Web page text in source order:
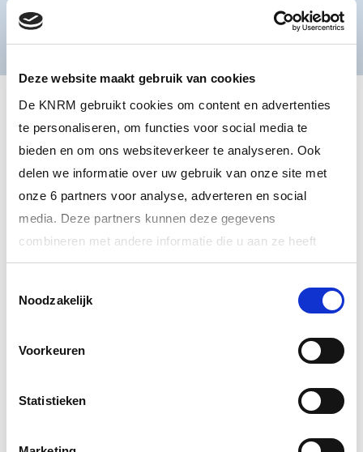
Deze website maakt gebruik van cookies
De KNRM gebruikt cookies om content en advertenties
te personaliseren, om functies voor social media te
bieden en om ons websiteverkeer te analyseren. Ook
delen we informatie over uw gebruik van onze site met
onze 6 partners voor analyse, adverteren en social
media. Deze partners kunnen deze gegevens
combineren met andere informatie die u aan ze heeft
verstrekt of die ze hebben verzameld op basis van uw
Via hetcookiestatement
op onze website kunt u uw
privacystatement
vindt u meer informatie over wie we
persoonlijke gegevens verwerken.
Noodzakelijk
Voorkeuren
Statistieken
LOCATOR BEACON)
POSITIEBAKENS
POSITIEBAKENS:
AIS VERSUS 121,5MHZ.
TRANSMITTER)
RADAR-SART (SEARCH AND
RESCUE RADAR TRANSPONDER)